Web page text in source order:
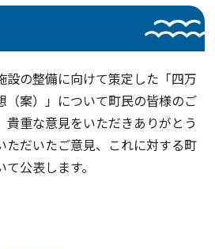
設の整備に向けて策定した「四万
（案）」について町民の皆様のご
貴重な意見をいただきありがとう
ただいたご意見、これに対する町
公表します。